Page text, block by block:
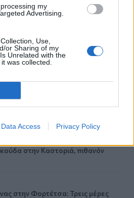
my
Advertising.
Use,
or Sharing of my
Unrelated with the
was collected.
Data Access Privacy Policy
γνωστής μαρμελάδας
στην Αλφά για τα 100 χρόνια
στην Καστοριά, πιθανόν
στην Φορτέτσα: Τρεις μέρες